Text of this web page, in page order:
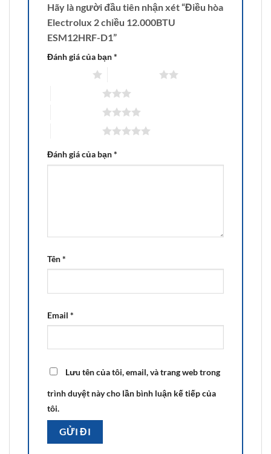
Hãy là người đầu tiên nhận xét “Điều hòa
Electrolux 2 chiều 12.000BTU
ESM12HRF-D1”
Đánh giá của bạn*
Đánh giá của bạn*
Tên*
Email *
Lưu tên của tôi, email, và trang web trong
trình duyệt này cho lần bình luận kế tiếp của
tôi.